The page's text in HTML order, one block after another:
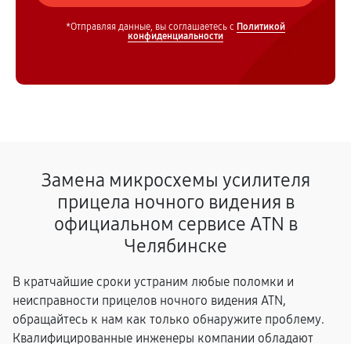
*Отправляя данные, вы соглашаетесь с Политикой
конфиденциальности
Замена микросхемы усилителя
прицела ночного видения в
официальном сервисе ATN в
Челябинске
В кратчайшие сроки устраним любые поломки и
неисправности прицелов ночного видения ATN,
обращайтесь к нам как только обнаружите проблему.
Квалифицированные инженеры компании обладают